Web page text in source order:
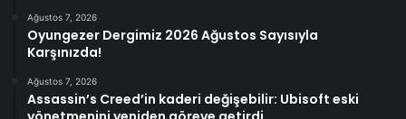
Ağustos 7, 2026
Oyungezer Dergimiz 2026 Ağustos Sayısıyla
Karşınızda!
Ağustos 7, 2026
Assassin’s Creed’in kaderi değişebilir: Ubisoft eski